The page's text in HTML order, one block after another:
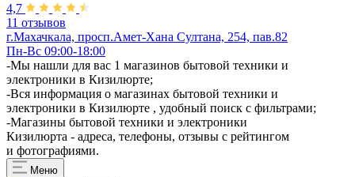
4,7
11 отзывов
г.Махачкала, просп.Амет-Хана Султана, 254, пав.82
Пн-Вс 09:00-18:00
-Мы нашли для вас 1 магазинов бытовой техники и
электроники в Кизилюрте;
-Вся информация о магазинах бытовой техники и
электроники в Кизилюрте , удобный поиск с фильтрами;
-Магазины бытовой техники и электроники
Кизилюрта - адреса, телефоны, отзывы с рейтингом
и фотографиями.
Меню